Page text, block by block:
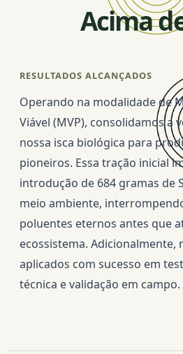
Acima
RESULTADOS ALCANÇADOS
Operando na modalidade de
Viável (MVP), consolidamos a
nossa isca biológica para
pioneiros. Essa tração inicial
introdução de 684 gramas de
meio ambiente,
poluentes eternos antes que
ecossistema. Adicionalmente,
aplicados com sucesso em
técnica e validação em campo.